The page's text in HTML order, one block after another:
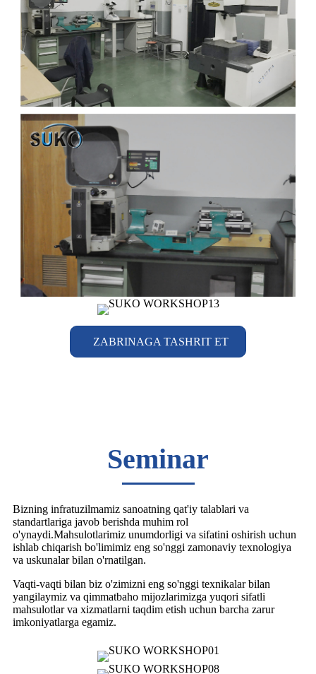
ZABRINAGA TASHRIT ET
Seminar
Bizning infratuzilmamiz sanoatning qat'iy talablari va
standartlariga javob berishda muhim rol
o'ynaydi.Mahsulotlarimiz unumdorligi va sifatini oshirish uchun
ishlab chiqarish bo'limimiz eng so'nggi zamonaviy texnologiya
va uskunalar bilan o'rnatilgan.
Vaqti-vaqti bilan biz o'zimizni eng so'nggi texnikalar bilan
yangilaymiz va qimmatbaho mijozlarimizga yuqori sifatli
mahsulotlar va xizmatlarni taqdim etish uchun barcha zarur
imkoniyatlarga egamiz.